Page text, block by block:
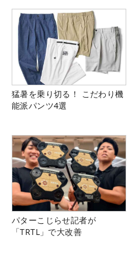
猛暑を乗り切る！ こだわり機
能派パンツ4選
パターこじらせ記者が
「TRTL」で大改善